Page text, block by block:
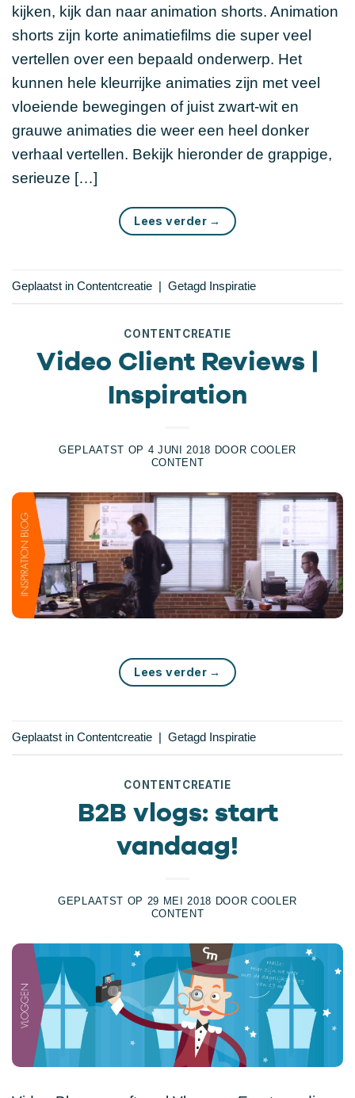
kijken, kijk dan naar animation shorts. Animation
shorts zijn korte animatiefilms die super veel
vertellen over een bepaald onderwerp. Het
kunnen hele kleurrijke animaties zijn met veel
vloeiende bewegingen of juist zwart-wit en
grauwe animaties die weer een heel donker
verhaal vertellen. Bekijk hieronder de grappige,
serieuze […]
Lees verder →
Geplaatst in Contentcreatie | Getagd Inspiratie
CONTENTCREATIE
Video Client Reviews |
Inspiration
GEPLAATST OP 4 JUNI 2018 DOORCOOLER
CONTENT
Lees verder →
Geplaatst in Contentcreatie | Getagd Inspiratie
CONTENTCREATIE
B2B vlogs: start
vandaag!
GEPLAATST OP 29 MEI 2018 DOORCOOLER
CONTENT